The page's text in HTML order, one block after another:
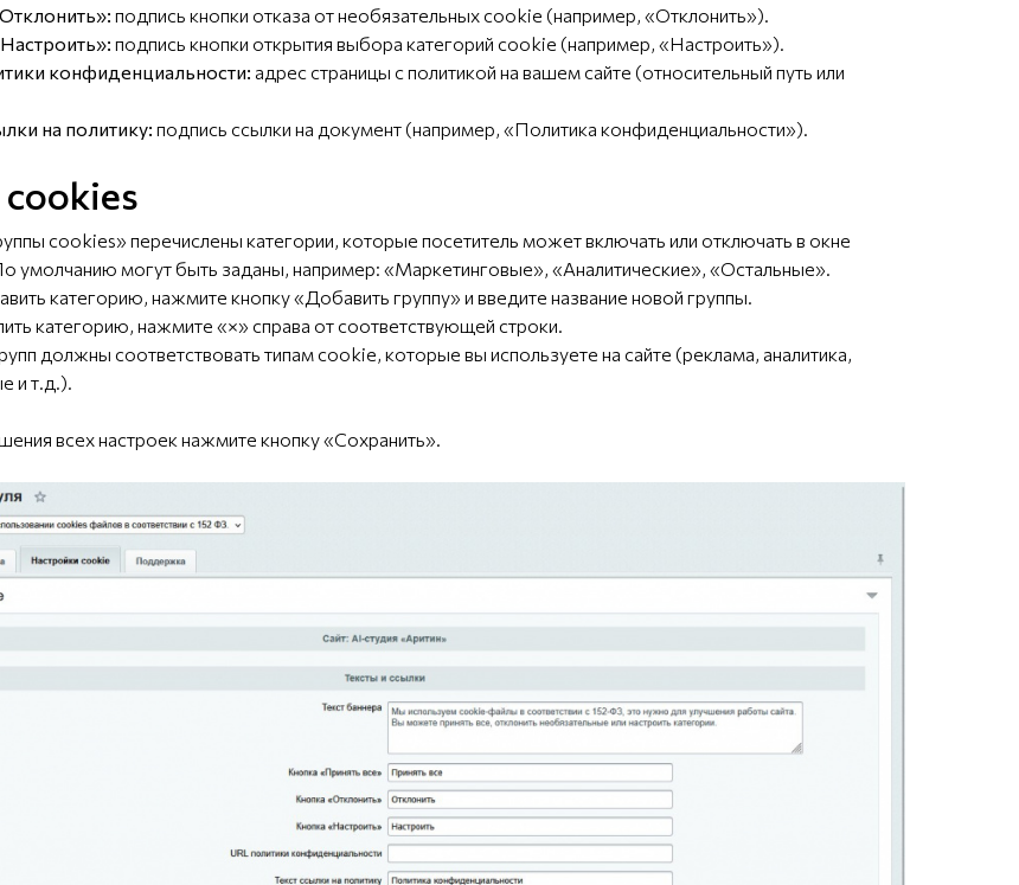
подпись кнопки отказа от необязательных cookie (например, «Отклонить»).
подпись кнопки открытия выбора категорий cookie (например, «Настроить»).
конфиденциальности: адрес страницы с политикой на вашем сайте (относительный путь или
на политику: подпись ссылки на документ (например, «Политика конфиденциальности»).
cookies» перечислены категории, которые посетитель может включать или отключать в окне
умолчанию могут быть заданы, например: «Маркетинговые», «Аналитические», «Остальные».
категорию, нажмите кнопку «Добавить группу» и введите название новой группы.
категорию, нажмите «×» справа от соответствующей строки.
должны соответствовать типам cookie, которые вы используете на сайте (реклама, аналитика,
и т.д.).
всех настроек нажмите кнопку «Сохранить».